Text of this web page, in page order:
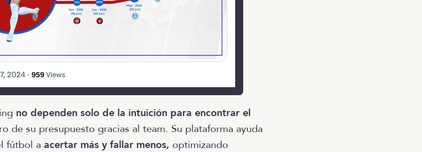
no dependen solo de la intuición para encontrar el
de su presupuesto gracias al team. Su plataforma ayuda
fútbol a acertar más y fallar menos, optimizando